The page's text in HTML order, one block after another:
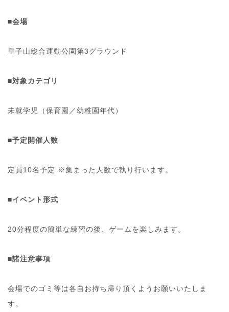
■会場
皇子山総合運動公園第3グラウンド
■対象カテゴリ
未就学児（保育園／幼稚園年代）
■予定開催人数
定員10名予定 ※集まった人数で執り行います。
■イベント形式
20分程度の簡単な練習の後、ゲームを楽しみます。
■諸注意事項
会場でのゴミ等は各自お持ち帰り頂くようお願いいたしま
す。